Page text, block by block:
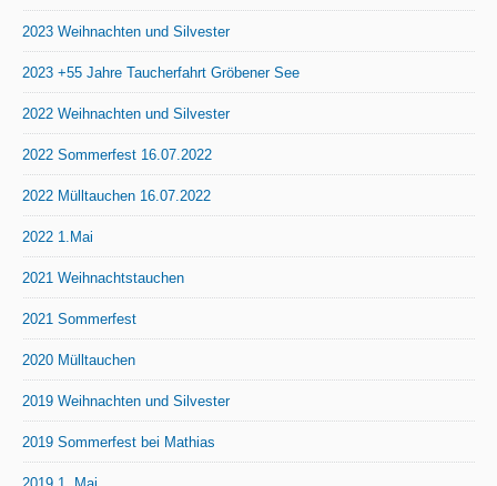
2023 Weihnachten und Silvester
2023 +55 Jahre Taucherfahrt Gröbener See
2022 Weihnachten und Silvester
2022 Sommerfest 16.07.2022
2022 Mülltauchen 16.07.2022
2022 1.Mai
2021 Weihnachtstauchen
2021 Sommerfest
2020 Mülltauchen
2019 Weihnachten und Silvester
2019 Sommerfest bei Mathias